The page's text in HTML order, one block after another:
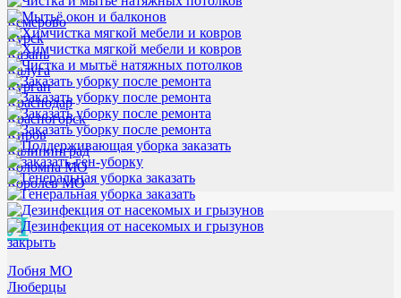
Кемерово
Курск
Казань
Калуга
Курган
Краснодар
Красногорск
Киров
Калининград
Коломна МО
Королев МО
Л
Лобня МО
Люберцы
закрыть